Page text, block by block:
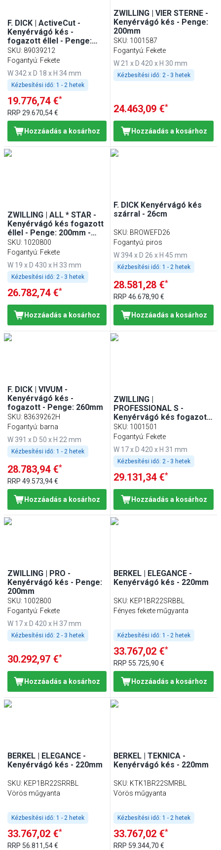
F. DICK | ActiveCut -
Kenyérvágó kés -
fogazott éllel - Penge:
210mm
SKU: 89039212
Fogantyú: Fekete
W 342 x D 18 x H 34 mm
Kézbesítési idő: 1 - 2 hetek
19.776,74 €*
RRP 29.670,54 €
Hozzáadás a kosárhoz
ZWILLING | VIER STERNE -
Kenyérvágó kés - Penge:
200mm
SKU: 1001587
Fogantyú: Fekete
W 21 x D 420 x H 30 mm
Kézbesítési idő: 2 - 3 hetek
24.463,09 €*
Hozzáadás a kosárhoz
ZWILLING | ALL * STAR -
Kenyérvágó kés fogazott
éllel - Penge: 200mm -
Ezüst
SKU: 1020800
Fogantyú: Fekete
W 19 x D 430 x H 33 mm
Kézbesítési idő: 2 - 3 hetek
26.782,74 €*
Hozzáadás a kosárhoz
F. DICK Kenyérvágó kés
szárral - 26cm
SKU: BROWEFD26
Fogantyú: piros
W 394 x D 26 x H 45 mm
Kézbesítési idő: 1 - 2 hetek
28.581,28 €*
RRP46.678,90 €
Hozzáadás a kosárhoz
F. DICK | VIVUM -
Kenyérvágó kés -
fogazott - Penge: 260mm
SKU: 83639262H
Fogantyú: barna
W 391 x D 50 x H 22 mm
Kézbesítési idő: 1 - 2 hetek
28.783,94 €*
RRP 49.573,94 €
Hozzáadás a kosárhoz
ZWILLING |
PROFESSIONAL S -
Kenyérvágó kés fogazott
éllel - Penge: 200mm
SKU: 1001501
Fogantyú: Fekete
W 17 x D 420 x H 31 mm
Kézbesítési idő: 2 - 3 hetek
29.131,34 €*
Hozzáadás a kosárhoz
ZWILLING | PRO -
Kenyérvágó kés - Penge:
200mm
SKU: 1002800
Fogantyú: Fekete
W 17 x D 420 x H 37 mm
Kézbesítési idő: 2 - 3 hetek
30.292,97 €*
Hozzáadás a kosárhoz
BERKEL | ELEGANCE -
Kenyérvágó kés - 220mm
SKU: KEP1BR22SRBBL
Fényes fekete műgyanta
Kézbesítési idő: 1 - 2 hetek
33.767,02 €*
RRP 55.725,90 €
Hozzáadás a kosárhoz
BERKEL | ELEGANCE -
Kenyérvágó kés - 220mm
SKU: KEP1BR22SRRBL
Vörös műgyanta
Kézbesítési idő: 1 - 2 hetek
33.767,02 €*
RRP 56.811,54 €
BERKEL | TEKNICA -
Kenyérvágó kés - 220mm
SKU: KTK1BR22SMRBL
Vörös műgyanta
Kézbesítési idő: 1 - 2 hetek
33.767,02 €*
RRP 59.344,70 €